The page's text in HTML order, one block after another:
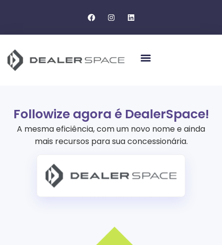
Followize agora é DealerSpace!
A mesma eficiência, com um novo nome e ainda
mais recursos para sua concessionária.